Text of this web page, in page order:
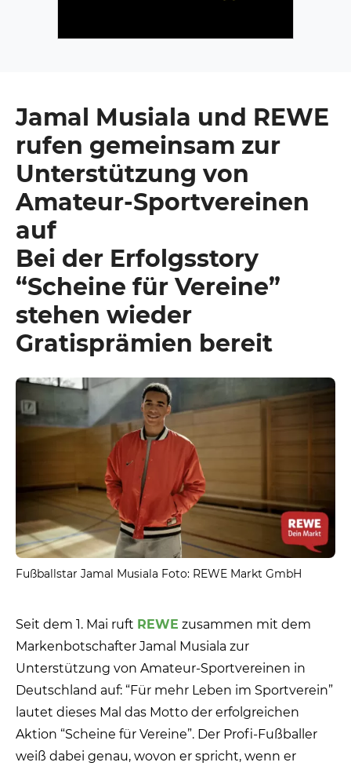
Jamal Musiala und REWE
rufen gemeinsam zur
Unterstützung von
Amateur-Sportvereinen
auf
Bei der Erfolgsstory
“Scheine für Vereine”
stehen wieder
Gratisprämien bereit
Fußballstar Jamal Musiala Foto: REWE Markt GmbH
Seit dem 1. Mai ruft REWE zusammen mit dem
Markenbotschafter Jamal Musiala zur
Unterstützung von Amateur-Sportvereinen in
Deutschland auf: “Für mehr Leben im Sportverein”
lautet dieses Mal das Motto der erfolgreichen
Aktion “Scheine für Vereine”. Der Profi-Fußballer
weiß dabei genau, wovon er spricht, wenn er